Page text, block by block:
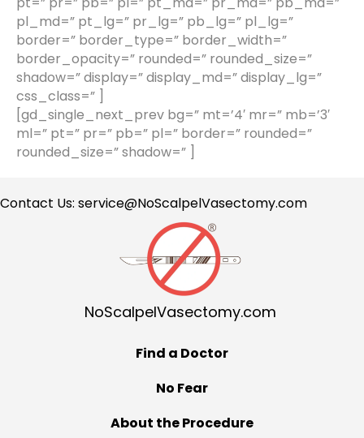
pl_md=” pt_lg=” pr_lg=” pb_lg=” pl_lg=”
border=” border_type=” border_width=”
border_opacity=” rounded=” rounded_size=”
shadow=” display=” display_md=” display_lg=”
css_class=” ]
[gd_single_next_prev bg=” mt=’4′ mr=” mb=’3′
ml=” pt=” pr=” pb=” pl=” border=” rounded=”
rounded_size=” shadow=” ]
Contact Us: service@NoScalpelVasectomy.com
NoScalpelVasectomy.com
Find a Doctor
No Fear
About the Procedure